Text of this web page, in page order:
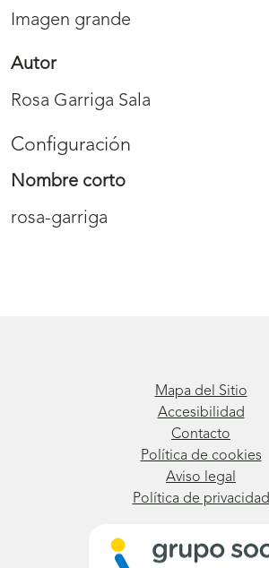
Imagen grande
Autor
Rosa Garriga Sala
Configuración
Nombre corto
rosa-garriga
Mapa del Sitio
Accesibilidad
Contacto
Política de cookies
Aviso legal
Política de privacidad